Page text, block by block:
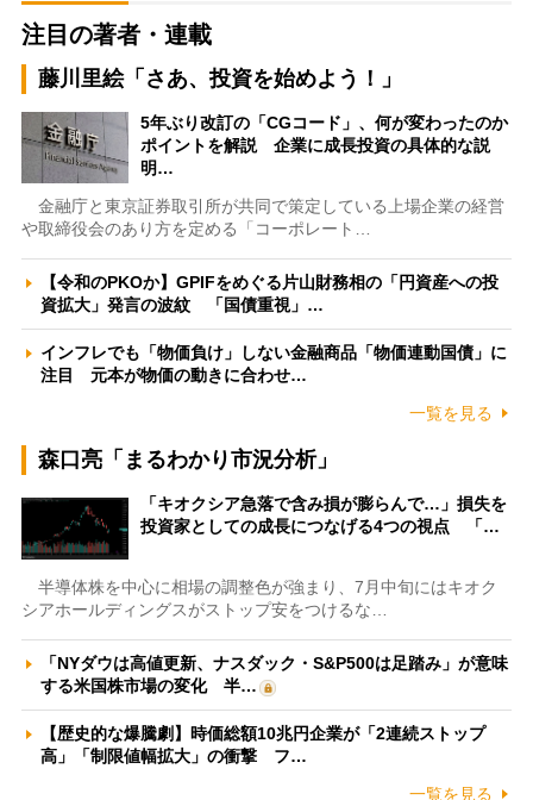
注目の著者・連載
藤川里絵「さあ、投資を始めよう！」
5年ぶり改訂の「CGコード」、何が変わったのか
ポイントを解説 企業に成長投資の具体的な説
明…
金融庁と東京証券取引所が共同で策定している上場企業の経営
や取締役会のあり方を定める「コーポレート…
【令和のPKOか】GPIFをめぐる片山財務相の「円資産への投
資拡大」発言の波紋 「国債重視」…
インフレでも「物価負け」しない金融商品「物価連動国債」に
注目 元本が物価の動きに合わせ…
一覧を見る
森口亮「まるわかり市況分析」
「キオクシア急落で含み損が膨らんで…」損失を
投資家としての成長につなげる4つの視点 「…
半導体株を中心に相場の調整色が強まり、7月中旬にはキオク
シアホールディングスがストップ安をつけるな…
「NYダウは高値更新、ナスダック・S&P500は足踏み」が意味
する米国株市場の変化 半…
【歴史的な爆騰劇】時価総額10兆円企業が「2連続ストップ
高」「制限値幅拡大」の衝撃 フ…
一覧を見る